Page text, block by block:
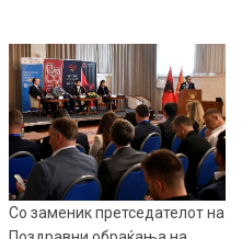
Со заменик претседателот на